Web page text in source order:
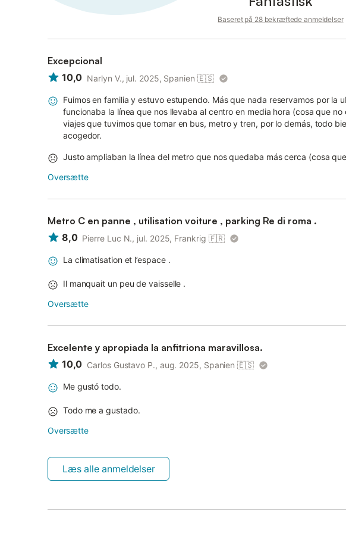
Baseret på 28 bekræftede anmeldelser
Excepcional
10,0 Narlyn V., jul. 2025, Spanien 🇪🇸
Fuimos en familia y estuvo estupendo. Más que nada reservamos por la
funcionaba la línea que nos llevaba al centro en media hora (cosa que
viajes que tuvimos que tomar en bus, metro y tren, por lo demás, todo
acogedor.
Justo ampliaban la línea del metro que nos quedaba más cerca (cosa
Oversætte
Metro C en panne , utilisation voiture , parking Re di roma .
8,0 Pierre Luc N., jul. 2025, Frankrig 🇫🇷
La climatisation et l’espace .
Il manquait un peu de vaisselle .
Oversætte
Excelente y apropiada la anfitriona maravillosa.
10,0 Carlos Gustavo P., aug. 2025, Spanien 🇪🇸
Me gustó todo.
Todo me a gustado.
Oversætte
Læs alle anmeldelser